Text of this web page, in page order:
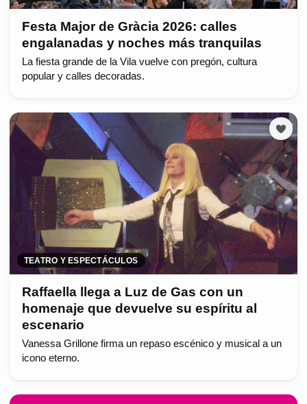
Festa Major de Gràcia 2026: calles
engalanadas y noches más tranquilas
La fiesta grande de la Vila vuelve con pregón, cultura
popular y calles decoradas.
TEATRO Y ESPECTÁCULOS
Raffaella llega a Luz de Gas con un
homenaje que devuelve su espíritu al
escenario
Vanessa Grillone firma un repaso escénico y musical a un
icono eterno.